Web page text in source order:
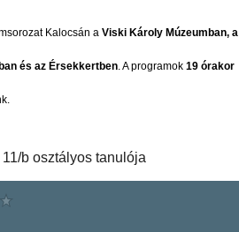
Kalocsán a Viski Károly Múzeumban, a
és az Érsekkertben. A programok 19 órakor
b osztályos tanulója